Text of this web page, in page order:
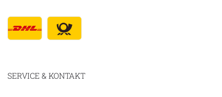
SERVICE & KONTAKT